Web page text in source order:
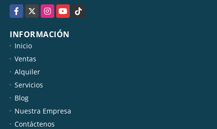
Facebook
X InstagramYouTubeTikTok
INFORMACIÓN
Inicio
Ventas
Alquiler
Servicios
Blog
Nuestra Empresa
Contáctenos